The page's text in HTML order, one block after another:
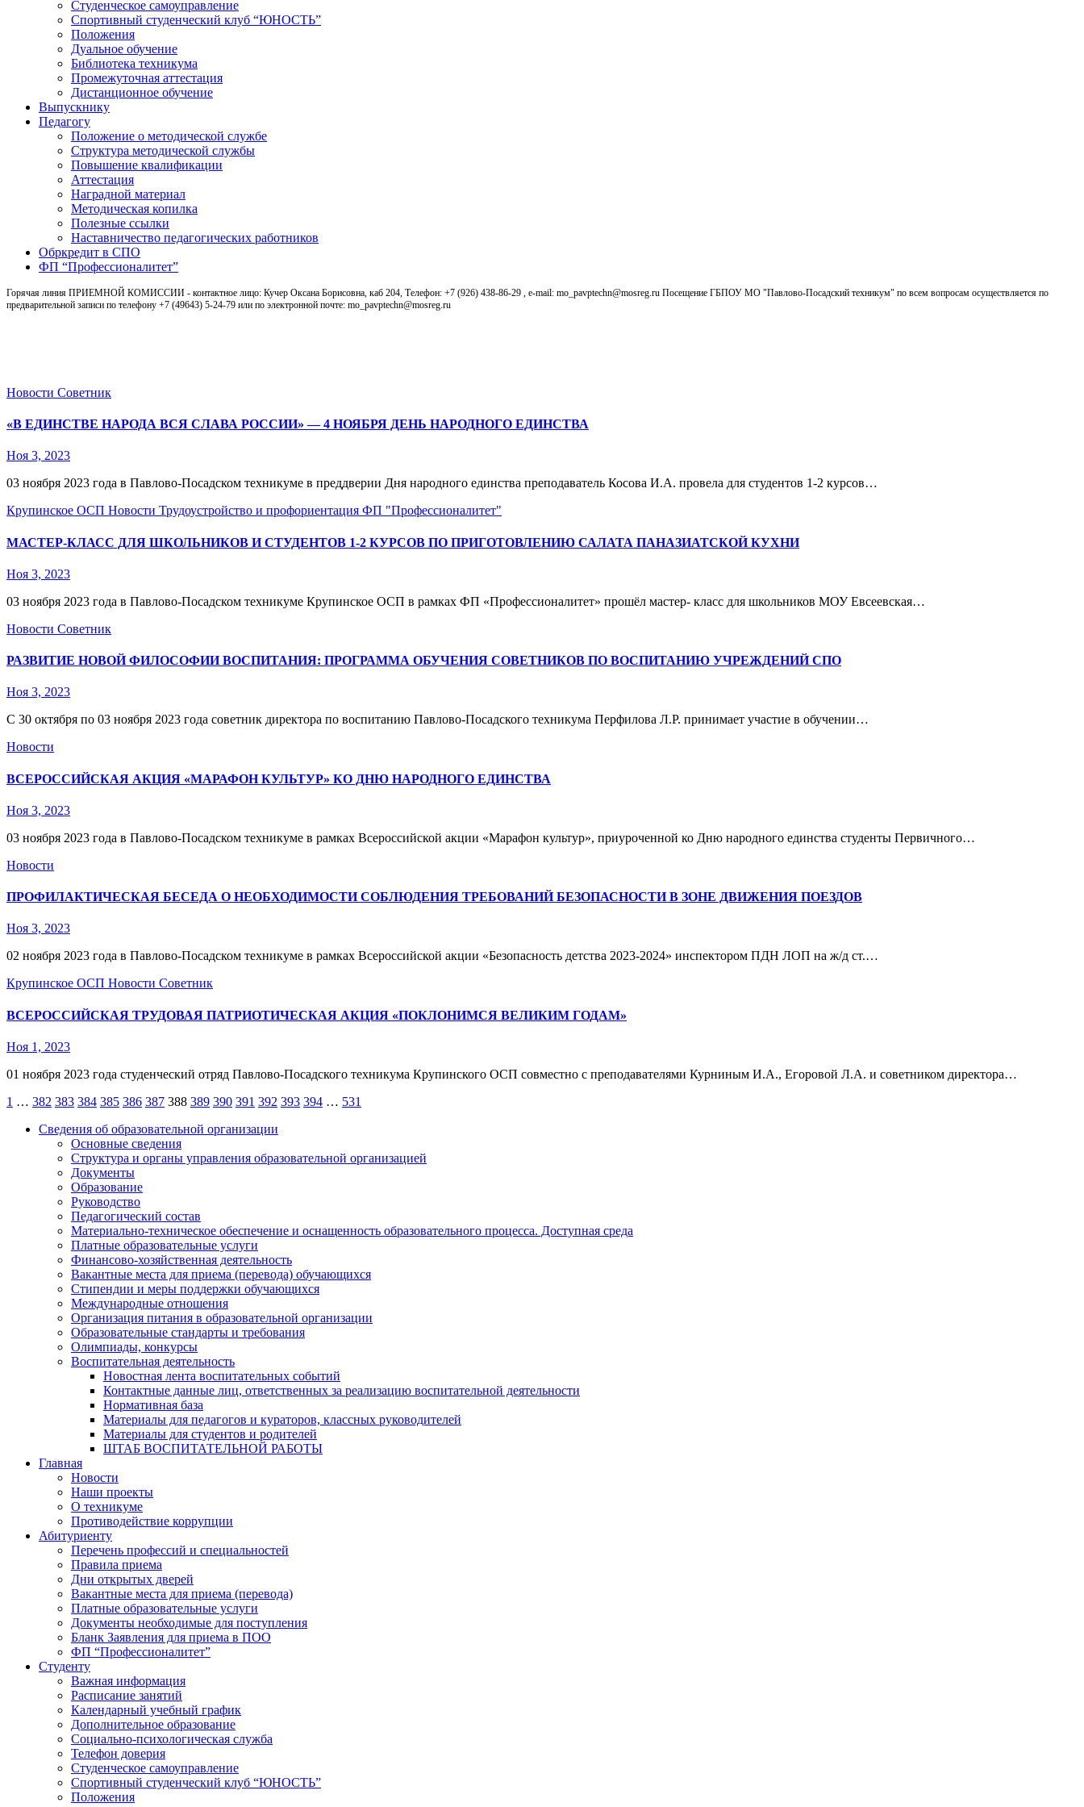
Студенческое самоуправление
Спортивный студенческий клуб “ЮНОСТЬ”
Положения
Дуальное обучение
Библиотека техникума
Промежуточная аттестация
Дистанционное обучение
Выпускнику
Педагогу
Положение о методической службе
Структура методической службы
Повышение квалификации
Аттестация
Наградной материал
Методическая копилка
Полезные ссылки
Наставничество педагогических работников
Обркредит в СПО
ФП “Профессионалитет”
Горячая линия ПРИЕМНОЙ КОМИССИИ - контактное лицо: Кучер Оксана Борисовна, каб 204, Телефон: +7 (926) 438-86-29 , e-mail: mo_pavptechn@mosreg.ru Посещение ГБПОУ МО "Павлово-Посадский техникум" по всем вопросам осуществляется по
предварительной записи по телефону +7 (49643) 5-24-79 или по электронной почте: mo_pavptechn@mosreg.ru
Новости Советник
«В ЕДИНСТВЕ НАРОДА ВСЯ СЛАВА РОССИИ» — 4 НОЯБРЯ ДЕНЬ НАРОДНОГО ЕДИНСТВА
Ноя 3, 2023
03 ноября 2023 года в Павлово-Посадском техникуме в преддверии Дня народного единства преподаватель Косова И.А. провела для студентов 1-2 курсов…
Крупинское ОСП Новости Трудоустройство и профориентация ФП "Профессионалитет"
МАСТЕР-КЛАСС ДЛЯ ШКОЛЬНИКОВ И СТУДЕНТОВ 1-2 КУРСОВ ПО ПРИГОТОВЛЕНИЮ САЛАТА ПАНАЗИАТСКОЙ КУХНИ
Ноя 3, 2023
03 ноября 2023 года в Павлово-Посадском техникуме Крупинское ОСП в рамках ФП «Профессионалитет» прошёл мастер- класс для школьников МОУ Евсеевская…
Новости Советник
РАЗВИТИЕ НОВОЙ ФИЛОСОФИИ ВОСПИТАНИЯ: ПРОГРАММА ОБУЧЕНИЯ СОВЕТНИКОВ ПО ВОСПИТАНИЮ УЧРЕЖДЕНИЙ СПО
Ноя 3, 2023
С 30 октября по 03 ноября 2023 года советник директора по воспитанию Павлово-Посадского техникума Перфилова Л.Р. принимает участие в обучении…
Новости
ВСЕРОССИЙСКАЯ АКЦИЯ «МАРАФОН КУЛЬТУР» КО ДНЮ НАРОДНОГО ЕДИНСТВА
Ноя 3, 2023
03 ноября 2023 года в Павлово-Посадском техникуме в рамках Всероссийской акции «Марафон культур», приуроченной ко Дню народного единства студенты Первичного…
Новости
ПРОФИЛАКТИЧЕСКАЯ БЕСЕДА О НЕОБХОДИМОСТИ СОБЛЮДЕНИЯ ТРЕБОВАНИЙ БЕЗОПАСНОСТИ В ЗОНЕ ДВИЖЕНИЯ ПОЕЗДОВ
Ноя 3, 2023
02 ноября 2023 года в Павлово-Посадском техникуме в рамках Всероссийской акции «Безопасность детства 2023-2024» инспектором ПДН ЛОП на ж/д ст.…
Крупинское ОСП Новости Советник
ВСЕРОССИЙСКАЯ ТРУДОВАЯ ПАТРИОТИЧЕСКАЯ АКЦИЯ «ПОКЛОНИМСЯ ВЕЛИКИМ ГОДАМ»
Ноя 1, 2023
01 ноября 2023 года студенческий отряд Павлово-Посадского техникума Крупинского ОСП совместно с преподавателями Курниным И.А., Егоровой Л.А. и советником директора…
Пагинация
записей
1 … 382 383 384 385 386 387 388 389 390 391 392 393 394 … 531
Сведения об образовательной организации
Основные сведения
Структура и органы управления образовательной организацией
Документы
Образование
Руководство
Педагогический состав
Материально-техническое обеспечение и оснащенность образовательного процесса. Доступная среда
Платные образовательные услуги
Финансово-хозяйственная деятельность
Вакантные места для приема (перевода) обучающихся
Стипендии и меры поддержки обучающихся
Международные отношения
Организация питания в образовательной организации
Образовательные стандарты и требования
Олимпиады, конкурсы
Воспитательная деятельность
Новостная лента воспитательных событий
Контактные данные лиц, ответственных за реализацию воспитательной деятельности
Нормативная база
Материалы для педагогов и кураторов, классных руководителей
Материалы для студентов и родителей
ШТАБ ВОСПИТАТЕЛЬНОЙ РАБОТЫ
Главная
Новости
Наши проекты
О техникуме
Противодействие коррупции
Абитуриенту
Перечень профессий и специальностей
Правила приема
Дни открытых дверей
Вакантные места для приема (перевода)
Платные образовательные услуги
Документы необходимые для поступления
Бланк Заявления для приема в ПОО
ФП “Профессионалитет”
Студенту
Важная информация
Расписание занятий
Календарный учебный график
Дополнительное образование
Социально-психологическая служба
Телефон доверия
Студенческое самоуправление
Спортивный студенческий клуб “ЮНОСТЬ”
Положения